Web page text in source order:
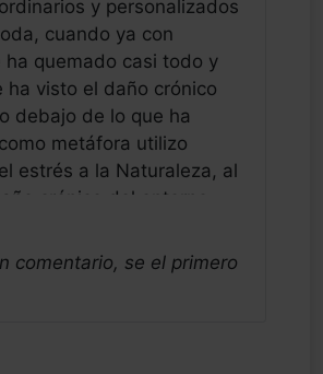
y personalizados
cuando ya con
ha quemado casi todo y
ha visto el daño crónico
debajo de lo que ha
metáfora utilizo
estrés a la Naturaleza, al
crónico del entorno
Necesitamos mirar de
comportamientos tan
comentario, se el primero